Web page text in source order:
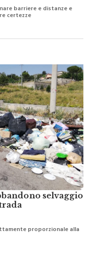
selvaggio